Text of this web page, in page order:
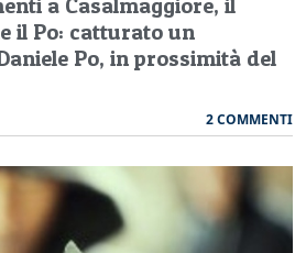
il Po: catturato un
Po, in prossimità del
2 COMMENTI